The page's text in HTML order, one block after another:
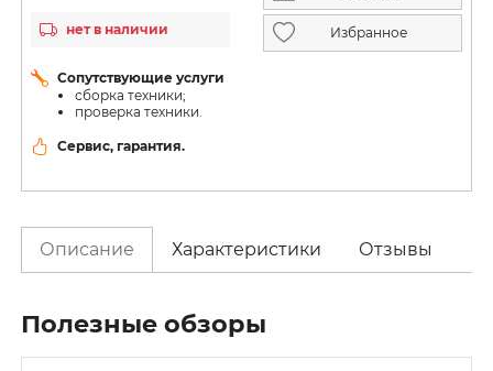
нет в наличии Избранное
Сопутствующие услуги
сборка техники;
проверка техники.
Сервис, гарантия.
Описание Характеристики Отзывы
Полезные обзоры